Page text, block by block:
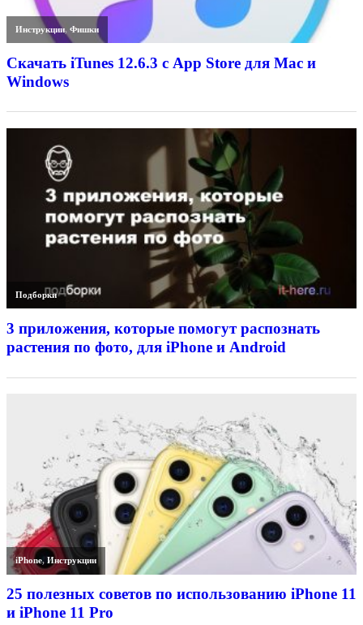
Инструкции,Фишки
Скачать iTunes 12.6.3 с App Store для Mac и
Windows
Подборки
3 приложения, которые помогут распознать
растения по фото, для iPhone и Android
iPhone,Инструкции
25 полезных советов по использованию iPhone 11
и iPhone 11 Pro